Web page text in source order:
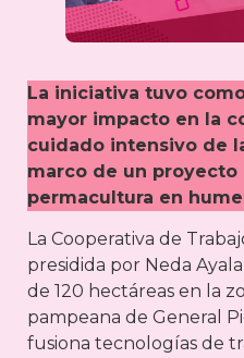
La iniciativa tuvo
mayor impacto en la
cuidado intensivo de
marco de un
permacultura en
La Cooperativa de
presidida por Neda
de 120 hectáreas en la
pampeana de General
fusiona tecnologías de